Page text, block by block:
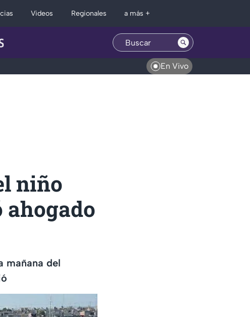
Videos Regionales a más +
En Vivo
niño
ahogado
mañana del